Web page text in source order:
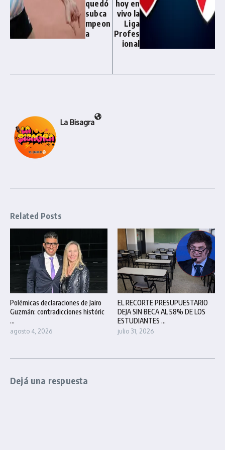
quedó
subca
mpeon
a
hoy en
vivo la
Liga
Profes
ional
La Bisagra
Related Posts
Polémicas declaraciones de Jairo
Guzmán: contradicciones históric
...
agosto 4, 2026
EL RECORTE PRESUPUESTARIO
DEJA SIN BECA AL 58% DE LOS
ESTUDIANTES ...
julio 31, 2026
Dejá una respuesta